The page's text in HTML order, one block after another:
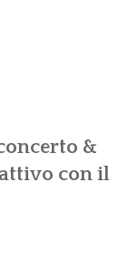
&
con il